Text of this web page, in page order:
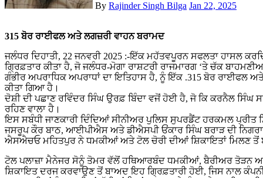
By Rajinder Singh Bilga Jan 22, 2025
315 ਬੋਰ ਰਾਈਫਲ ਅਤੇ ਲਗਜ਼ਰੀ ਵਾਹਨ ਬਰਾਮਦ
ਜਲੰਧਰ ਦਿਹਾਤੀ, 22 ਜਨਵਰੀ 2025 :-ਇੱਕ ਮਹੱਤਵਪੂਰਨ ਸਫਲਤਾ ਹਾਸਲ
ਗ੍ਰਿਫ਼ਤਾਰ ਕੀਤਾ ਹੈ, ਜੋ ਜਲੰਧਰ-ਮੋਗਾ ਰਾਸ਼ਟਰੀ ਰਾਜਮਾਰਗ ‘ਤੇ ਚੱਕ
ਗੰਭੀਰ ਅਪਰਾਧਿਕ ਅਪਰਾਧਾਂ ਦਾ ਇਤਿਹਾਸ ਹੈ, ਨੂੰ ਇੱਕ .315 ਬੋਰ ਰਾਈਫਲ
ਕੀਤਾ ਗਿਆ ਹੈ।
ਦੋਸ਼ੀ ਦੀ ਪਛਾਣ ਰਵਿੰਦਰ ਸਿੰਘ ਉਰਫ਼ ਬਿੰਦਾ ਵਜੋਂ ਹੋਈ ਹੈ, ਜੋ ਕਿ ਕਰਨੈਲ ਸਿੰਘ
ਰਹਿਣ ਵਾਲਾ ਹੈ।
ਇਸ ਸਬੰਧੀ ਜਾਣਕਾਰੀ ਦਿੰਦਿਆਂ ਸੀਨੀਅਰ ਪੁਲਿਸ ਸੁਪਰਡੈਂਟ ਹਰਕਮਲ
ਜਸਰੂਪ ਕੌਰ ਬਾਠ, ਆਈਪੀਐਸ ਅਤੇ ਡੀਐਸਪੀ ਓਂਕਾਰ ਸਿੰਘ ਬਰਾੜ ਦੀ
ਐਸਐਚਓ ਮਹਿਤਪੁਰ ਨੇ ਧਮਕੀਆਂ ਅਤੇ ਟੋਲ ਚੋਰੀ ਦੀਆਂ ਸ਼ਿਕਾਇਤਾਂ ਮਿਲਣ ਤੋਂ
ਟੋਲ ਪਲਾਜ਼ਾ ਮੈਨੇਜਰ ਸੋਨੂੰ ਤੋਮਰ ਵੱਲੋਂ ਹਥਿਆਰਬੰਦ ਧਮਕੀਆਂ, ਬੈਰੀਅਰ ਤੋੜਨ
ਸ਼ਿਕਾਇਤ ਦਰਜ ਕਰਵਾਉਣ ਤੋਂ ਬਾਅਦ ਇਹ ਗ੍ਰਿਫ਼ਤਾਰੀ ਹੋਈ, ਜਿਸ ਨਾਲ